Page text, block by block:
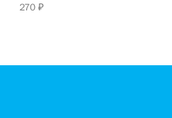
270 ₽